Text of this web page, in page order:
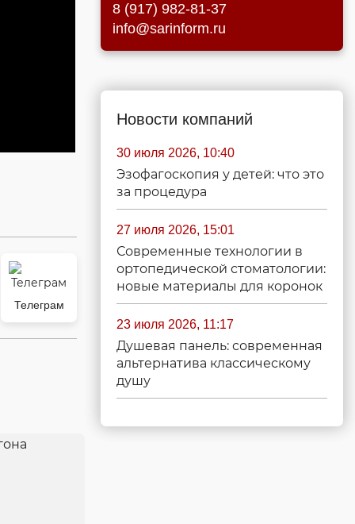
Телеграм
8 (917) 982-81-37
info@sarinform.ru
Новости компаний
30 июля 2026, 10:40
Эзофагоскопия у детей: что это
за процедура
27 июля 2026, 15:01
Современные технологии в
ортопедической стоматологии:
новые материалы для коронок
23 июля 2026, 11:17
Душевая панель: современная
альтернатива классическому
душу